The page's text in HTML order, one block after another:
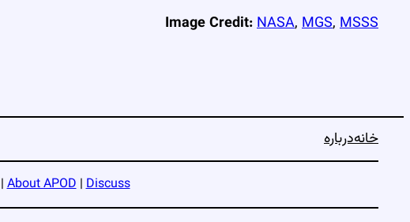
Image Credit:NASA, MGS, MSSS
خانهدرباره
About APOD|Discuss